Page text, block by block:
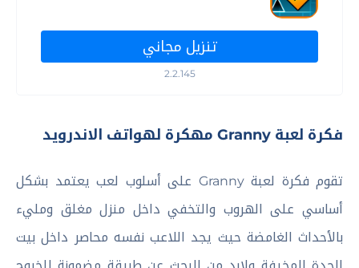
تنزيل مجاني
2.2.145
فكرة لعبة Granny مهكرة لهواتف الاندرويد
تقوم فكرة لعبة Granny على أسلوب لعب يعتمد بشكل
أساسي على الهروب والتخفي داخل منزل مغلق ومليء
بالأحداث الغامضة حيث يجد اللاعب نفسه محاصر داخل بيت